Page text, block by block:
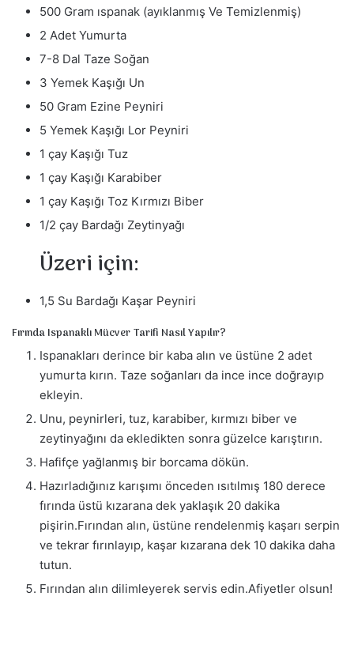
500 Gram ıspanak (ayıklanmış Ve Temizlenmiş)
2 Adet Yumurta
7-8 Dal Taze Soğan
3 Yemek Kaşığı Un
50 Gram Ezine Peyniri
5 Yemek Kaşığı Lor Peyniri
1 çay Kaşığı Tuz
1 çay Kaşığı Karabiber
1 çay Kaşığı Toz Kırmızı Biber
1/2 çay Bardağı Zeytinyağı
Üzeri için:
1,5 Su Bardağı Kaşar Peyniri
Fırında Ispanaklı Mücver Tarifi Nasıl Yapılır?
Ispanakları derince bir kaba alın ve üstüne 2 adet
yumurta kırın. Taze soğanları da ince ince doğrayıp
ekleyin.
Unu, peynirleri, tuz, karabiber, kırmızı biber ve
zeytinyağını da ekledikten sonra güzelce karıştırın.
Hafifçe yağlanmış bir borcama dökün.
Hazırladığınız karışımı önceden ısıtılmış 180 derece
fırında üstü kızarana dek yaklaşık 20 dakika
pişirin.Fırından alın, üstüne rendelenmiş kaşarı serpin
ve tekrar fırınlayıp, kaşar kızarana dek 10 dakika daha
tutun.
Fırından alın dilimleyerek servis edin.Afiyetler olsun!